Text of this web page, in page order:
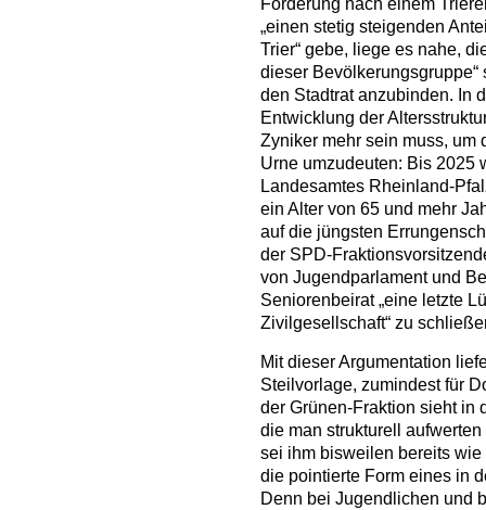
Forderung nach einem
„einen stetig steigenden
Trier“ gebe, liege es nahe,
dieser
den Stadtrat anzubinden. In
Entwicklung der
Zyniker mehr sein muss, um
Urne umzudeuten: Bis 2025
Landesamtes Rheinland-
ein Alter von 65 und mehr
auf die jüngsten
der SPD-
von Jugendparlament und
Seniorenbeirat „eine letzte
Zivilgesellschaft“ zu
Mit dieser Argumentation
Steilvorlage, zumindest für
der Grünen-Fraktion sieht in
die man strukturell
sei ihm bisweilen bereits
die pointierte Form eines in
Denn bei Jugendlichen und